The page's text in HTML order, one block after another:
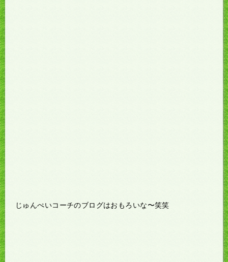
じゅんぺいコーチのブログはおもろいな〜笑笑